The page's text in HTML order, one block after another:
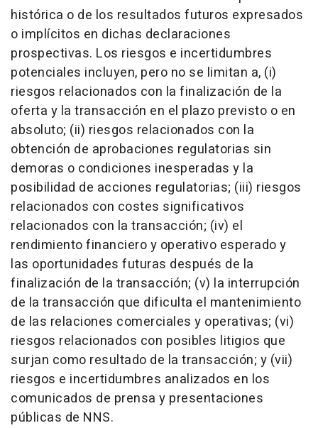
histórica o de los resultados futuros expresados
o implícitos en dichas declaraciones
prospectivas. Los riesgos e incertidumbres
potenciales incluyen, pero no se limitan a, (i)
riesgos relacionados con la finalización de la
oferta y la transacción en el plazo previsto o en
absoluto; (ii) riesgos relacionados con la
obtención de aprobaciones regulatorias sin
demoras o condiciones inesperadas y la
posibilidad de acciones regulatorias; (iii) riesgos
relacionados con costes significativos
relacionados con la transacción; (iv) el
rendimiento financiero y operativo esperado y
las oportunidades futuras después de la
finalización de la transacción; (v) la interrupción
de la transacción que dificulta el mantenimiento
de las relaciones comerciales y operativas; (vi)
riesgos relacionados con posibles litigios que
surjan como resultado de la transacción; y (vii)
riesgos e incertidumbres analizados en los
comunicados de prensa y presentaciones
públicas de NNS.